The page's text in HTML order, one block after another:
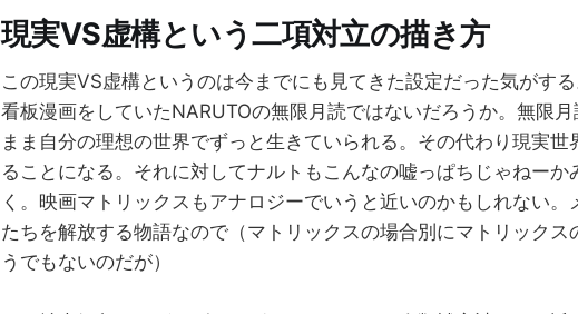
現実VS虚構という二項対立の描き方
この現実VS虚構というのは今までにも見てきた設定だった気がす
看板漫画をしていたNARUTOの無限月読ではないだろうか。無限
まま自分の理想の世界でずっと生きていられる。その代わり現実世
ることになる。それに対してナルトもこんなの嘘っぱちじゃねーか
く。映画マトリックスもアナロジーでいうと近いのかもしれない。
たちを解放する物語なので（マトリックスの場合別にマトリックス
うでもないのだが）